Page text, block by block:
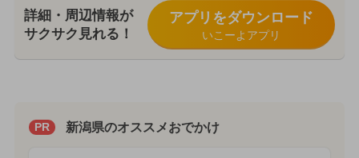
詳細・周辺情報が
サクサク見れる！
アプリをダウンロード
いこーよアプリ
PR 新潟県のオススメおでかけ